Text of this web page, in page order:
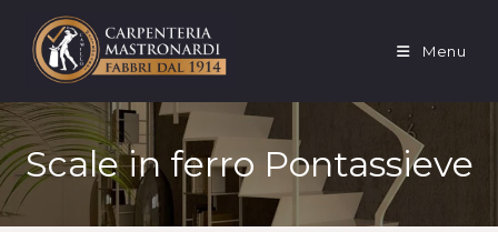
contenuto
Menu
Scale in ferro Pontassieve